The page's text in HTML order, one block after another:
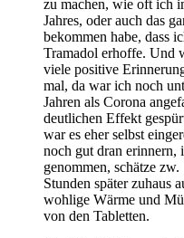
zu machen, wie oft ich
Jahres, oder auch das
bekommen habe, dass
Tramadol erhoffe. Und
viele positive
mal, da war ich noch
Jahren als Corona
deutlichen Effekt
war es eher selbst
noch gut dran erinnern,
genommen, schätze
Stunden später zuhaus
wohlige Wärme und
von den Tabletten.